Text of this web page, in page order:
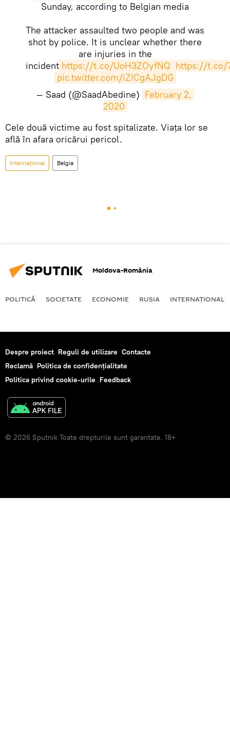
Sunday, according to Belgian media
The attacker assaulted two people and was
shot by police. It is unclear whether there
are injuries in the
incident https://t.co/UoH3ZOyfNQ https://t.co/
pic.twitter.com/iZICgAJgDG
— Saad (@SaadAbedine) February 2,
2020
Cele​ două victime au fost spitalizate. Viața lor se
află în afara oricărui pericol.
Internaţional Belgia
Moldova-România
POLITICĂ SOCIETATE ECONOMIE RUSIA INTERNAŢIONAL
Despre proiect Reguli de utilizare Contacte
Reclamă Politica de confidențialitate
Politica privind cookie-urile Feedback
© 2026 Sputnik Toate drepturile sunt garantate. 18+